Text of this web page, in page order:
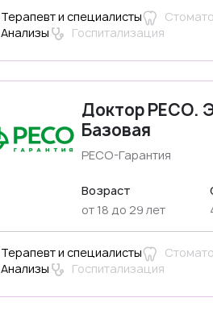
Терапевт и специалисты
Анализы
Госпитализация
Доктор РЕСО.
Базовая
РЕСО-Гарантия
Возраст
от 18 до 29 лет
Терапевт и специалисты
Анализы
Госпитализация